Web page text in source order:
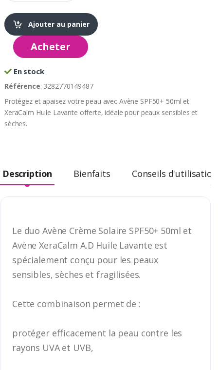
Ajouter au panier
Acheter
En stock
Référence: 3282770149487
Protégez et apaisez votre peau avec Avène SPF50+ 50ml et
XeraCalm Huile Lavante offerte, idéale pour peaux sensibles et
sèches.
Description Bienfaits Conseils d'utilisation
Le duo Avène Crème Solaire SPF50+ 50ml et
Avène XeraCalm A.D Huile Lavante est
spécialement conçu pour les peaux
sensibles, sèches et fragilisées.
Cette combinaison permet de :
protéger efficacement la peau contre les
rayons UVA et UVB,